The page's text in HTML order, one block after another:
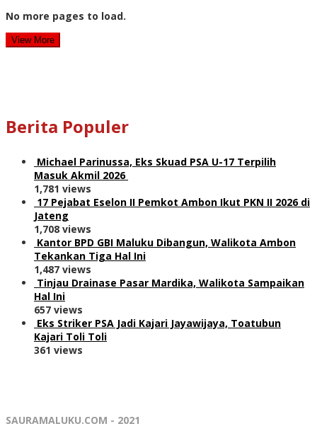
No more pages to load.
View More
Berita Populer
Michael Parinussa, Eks Skuad PSA U-17 Terpilih
Masuk Akmil 2026
1,781 views
17 Pejabat Eselon II Pemkot Ambon Ikut PKN II 2026 di
Jateng
1,708 views
Kantor BPD GBI Maluku Dibangun, Walikota Ambon
Tekankan Tiga Hal Ini
1,487 views
Tinjau Drainase Pasar Mardika, Walikota Sampaikan
Hal Ini
657 views
Eks Striker PSA Jadi Kajari Jayawijaya, Toatubun
Kajari Toli Toli
361 views
SAURAMALUKU.COM - 2021